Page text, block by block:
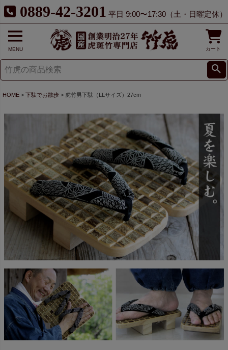
0889-42-3201 平日 9:00〜17:30（土・日曜定休）
MENU カート
HOME 下駄でお散歩 虎竹男下駄（LLサイズ）27cm